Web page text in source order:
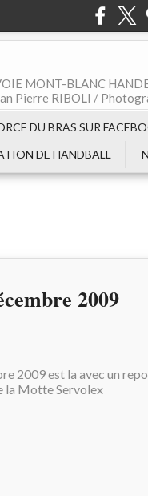
MONT-BLANC
Pierre RIBOLI /
DU BRAS SUR
DE HANDBALL
2009
2009 est la avec un
la Motte Servolex